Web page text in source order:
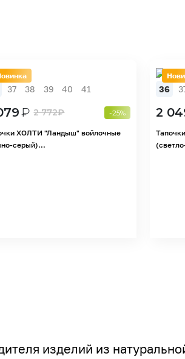
37 38 39 40 41
₽ 2 772₽ -25%
ХОЛТИ "Ландыш" войлочные
серый)...
36
2
изделий из